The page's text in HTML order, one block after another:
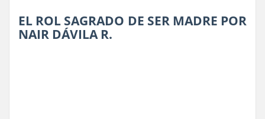
EL ROL SAGRADO DE SER MADRE POR
NAIR DÁVILA R.